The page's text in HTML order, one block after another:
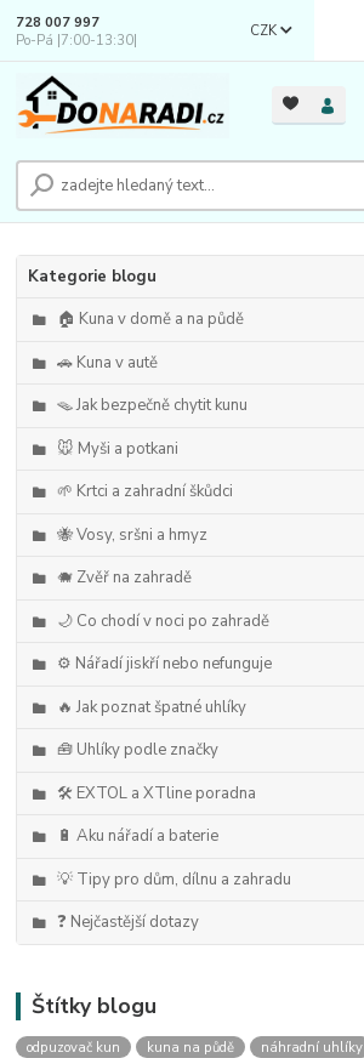
CZK
728 007 997
Po-Pá |7:00-13:30|
Kategorie blogu
🏠 Kuna v domě a na půdě
🚗 Kuna v autě
🪤 Jak bezpečně chytit kunu
🐭 Myši a potkani
🌱 Krtci a zahradní škůdci
🐝 Vosy, sršni a hmyz
🐗 Zvěř na zahradě
🌙 Co chodí v noci po zahradě
⚙️ Nářadí jiskří nebo nefunguje
🔥 Jak poznat špatné uhlíky
🧰 Uhlíky podle značky
🛠️ EXTOL a XTline poradna
🔋 Aku nářadí a baterie
💡 Tipy pro dům, dílnu a zahradu
❓ Nejčastější dotazy
Štítky blogu
odpuzovač kun kuna na půdě náhradní uhlíky